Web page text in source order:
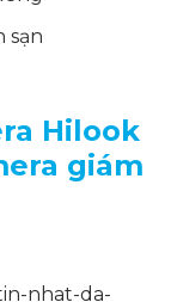
sạn
Hilook
giám